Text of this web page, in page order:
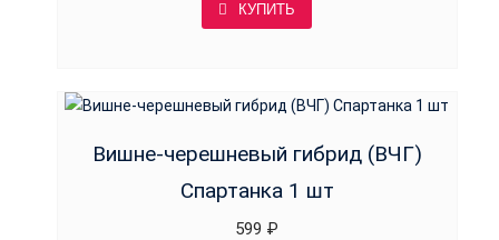
КУПИТЬ
Вишне-черешневый гибрид (ВЧГ)
Спартанка 1 шт
599 ₽